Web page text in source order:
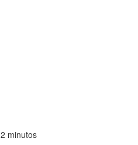
2 minutos